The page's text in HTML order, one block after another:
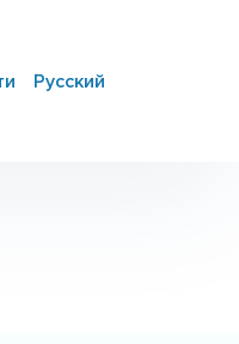
Русский